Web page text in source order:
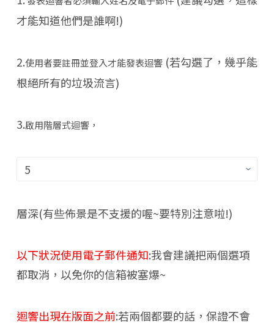
才能知道他們是誰啊!)
2.使用者要註冊並登入才能發表迴響(若勾選了，幾乎能
根絕所有的垃圾流言)
3.啟用階層式迴響，
層深(有些佈景是不支援的喔~要特別注意啦!)
以下狀況使用電子郵件通知:我會建議把兩個選項
都取消，以免你的信箱被塞爆~
迴響出現在版面之前:若兩個都要的話，保證不會